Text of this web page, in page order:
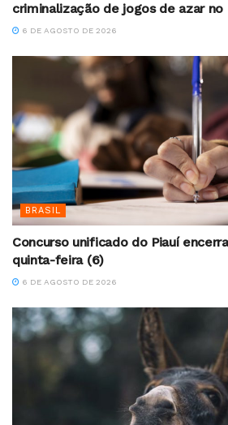
criminalização de jogos de azar no
6 DE AGOSTO DE 2026
BRASIL
Concurso unificado do Piauí
quinta-feira (6)
6 DE AGOSTO DE 2026